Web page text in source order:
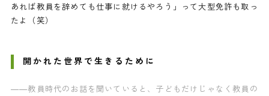
あれば教員を辞めても仕事に就けるやろう」って大型免許も取っ
たよ（笑）
開かれた世界で生きるために
——教員時代のお話を聞いていると、子どもだけじゃなく教員の